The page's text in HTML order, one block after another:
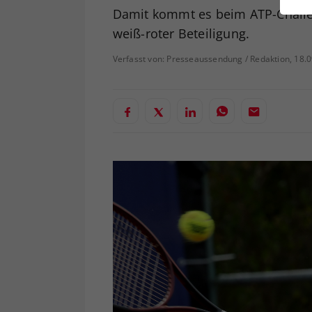
Damit kommt es beim ATP-
weiß-roter Beteiligung.
Verfasst von: Presseaussendung / Redaktion,